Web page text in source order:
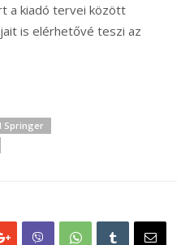
a kiadó tervei között
is elérhetővé teszi az
Springer